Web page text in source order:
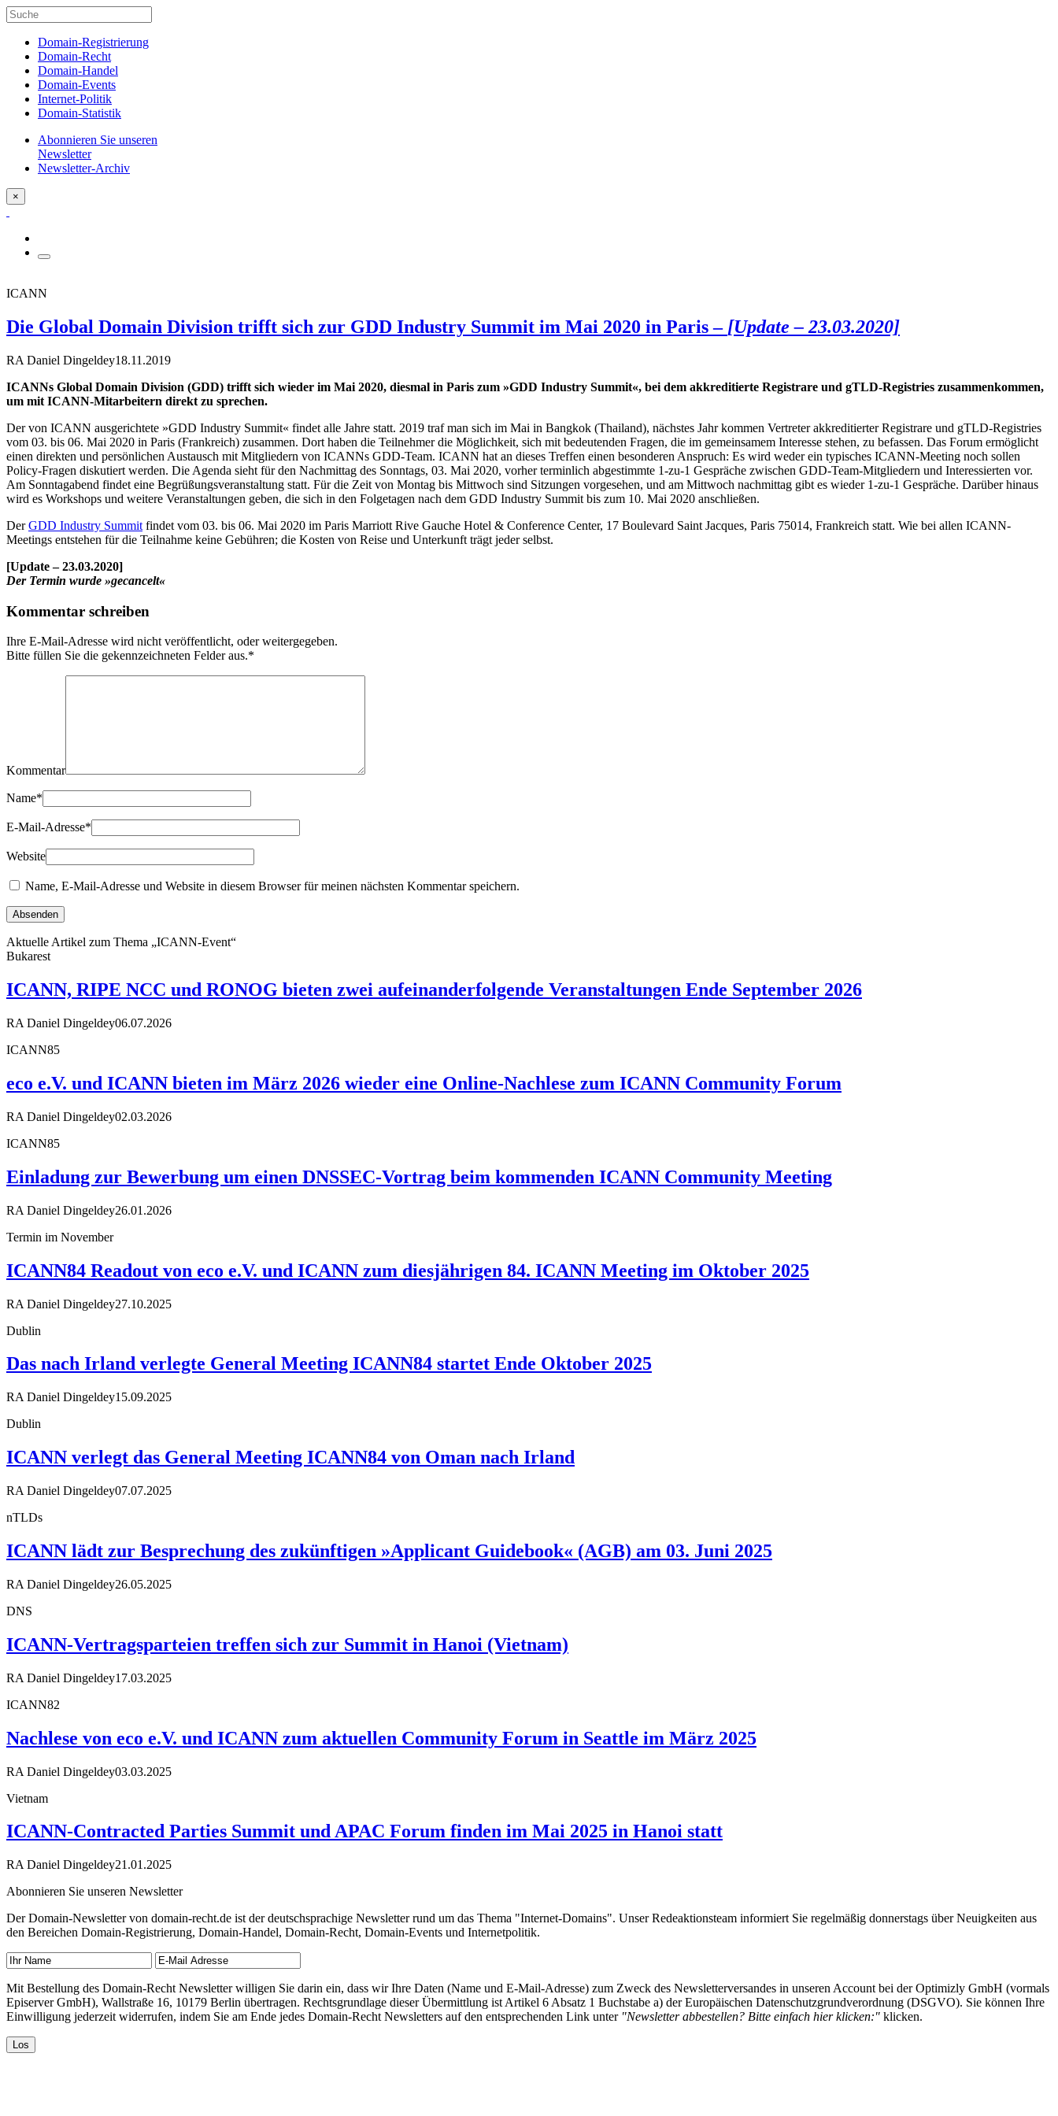
Domain-Registrierung
Domain-Recht
Domain-Handel
Domain-Events
Internet-Politik
Domain-Statistik
Abonnieren Sie unseren
Newsletter
Newsletter-Archiv
×
ICANN
Die Global Domain Division trifft sich zur GDD Industry Summit im Mai 2020 in Paris – [Update – 23.03.2020]
RA Daniel Dingeldey18.11.2019
ICANNs Global Domain Division (GDD) trifft sich wieder im Mai 2020, diesmal in Paris zum »GDD Industry Summit«, bei dem akkreditierte Registrare und gTLD-Registries zusammenkommen,
um mit ICANN-Mitarbeitern direkt zu sprechen.
Der von ICANN ausgerichtete »GDD Industry Summit« findet alle Jahre statt. 2019 traf man sich im Mai in Bangkok (Thailand), nächstes Jahr kommen Vertreter akkreditierter Registrare und gTLD-Registries
vom 03. bis 06. Mai 2020 in Paris (Frankreich) zusammen. Dort haben die Teilnehmer die Möglichkeit, sich mit bedeutenden Fragen, die im gemeinsamem Interesse stehen, zu befassen. Das Forum ermöglicht
einen direkten und persönlichen Austausch mit Mitgliedern von ICANNs GDD-Team. ICANN hat an dieses Treffen einen besonderen Anspruch: Es wird weder ein typisches ICANN-Meeting noch sollen
Policy-Fragen diskutiert werden. Die Agenda sieht für den Nachmittag des Sonntags, 03. Mai 2020, vorher terminlich abgestimmte 1-zu-1 Gespräche zwischen GDD-Team-Mitgliedern und Interessierten vor.
Am Sonntagabend findet eine Begrüßungsveranstaltung statt. Für die Zeit von Montag bis Mittwoch sind Sitzungen vorgesehen, und am Mittwoch nachmittag gibt es wieder 1-zu-1 Gespräche. Darüber hinaus
wird es Workshops und weitere Veranstaltungen geben, die sich in den Folgetagen nach dem GDD Industry Summit bis zum 10. Mai 2020 anschließen.
DerGDD Industry Summit findet vom 03. bis 06. Mai 2020 im Paris Marriott Rive Gauche Hotel & Conference Center, 17 Boulevard Saint Jacques, Paris 75014, Frankreich statt. Wie bei allen ICANN-
Meetings entstehen für die Teilnahme keine Gebühren; die Kosten von Reise und Unterkunft trägt jeder selbst.
[Update – 23.03.2020]
Der Termin wurde »gecancelt«
Kommentar schreiben
Ihre E-Mail-Adresse wird nicht veröffentlicht, oder weitergegeben.
Bitte füllen Sie die gekennzeichneten Felder aus.*
Kommentar
Name*
E-Mail-Adresse*
Website
Name, E-Mail-Adresse und Website in diesem Browser für meinen nächsten Kommentar speichern.
Aktuelle Artikel zum Thema „ICANN-Event“
Bukarest
ICANN, RIPE NCC und RONOG bieten zwei aufeinanderfolgende Veranstaltungen Ende September 2026
RA Daniel Dingeldey06.07.2026
ICANN85
eco e.V. und ICANN bieten im März 2026 wieder eine Online-Nachlese zum ICANN Community Forum
RA Daniel Dingeldey02.03.2026
ICANN85
Einladung zur Bewerbung um einen DNSSEC-Vortrag beim kommenden ICANN Community Meeting
RA Daniel Dingeldey26.01.2026
Termin im November
ICANN84 Readout von eco e.V. und ICANN zum diesjährigen 84. ICANN Meeting im Oktober 2025
RA Daniel Dingeldey27.10.2025
Dublin
Das nach Irland verlegte General Meeting ICANN84 startet Ende Oktober 2025
RA Daniel Dingeldey15.09.2025
Dublin
ICANN verlegt das General Meeting ICANN84 von Oman nach Irland
RA Daniel Dingeldey07.07.2025
nTLDs
ICANN lädt zur Besprechung des zukünftigen »Applicant Guidebook« (AGB) am 03. Juni 2025
RA Daniel Dingeldey26.05.2025
DNS
ICANN-Vertragsparteien treffen sich zur Summit in Hanoi (Vietnam)
RA Daniel Dingeldey17.03.2025
ICANN82
Nachlese von eco e.V. und ICANN zum aktuellen Community Forum in Seattle im März 2025
RA Daniel Dingeldey03.03.2025
Vietnam
ICANN-Contracted Parties Summit und APAC Forum finden im Mai 2025 in Hanoi statt
RA Daniel Dingeldey21.01.2025
Abonnieren Sie unseren Newsletter
Der Domain-Newsletter von domain-recht.de ist der deutschsprachige Newsletter rund um das Thema "Internet-Domains". Unser Redeaktionsteam informiert Sie regelmäßig donnerstags über Neuigkeiten aus
den Bereichen Domain-Registrierung, Domain-Handel, Domain-Recht, Domain-Events und Internetpolitik.
Mit Bestellung des Domain-Recht Newsletter willigen Sie darin ein, dass wir Ihre Daten (Name und E-Mail-Adresse) zum Zweck des Newsletterversandes in unseren Account bei der Optimizly GmbH (vormals
Episerver GmbH), Wallstraße 16, 10179 Berlin übertragen. Rechtsgrundlage dieser Übermittlung ist Artikel 6 Absatz 1 Buchstabe a) der Europäischen Datenschutzgrundverordnung (DSGVO). Sie können Ihre
Einwilligung jederzeit widerrufen, indem Sie am Ende jedes Domain-Recht Newsletters auf den entsprechenden Link unter "Newsletter abbestellen? Bitte einfach hier klicken:" klicken.